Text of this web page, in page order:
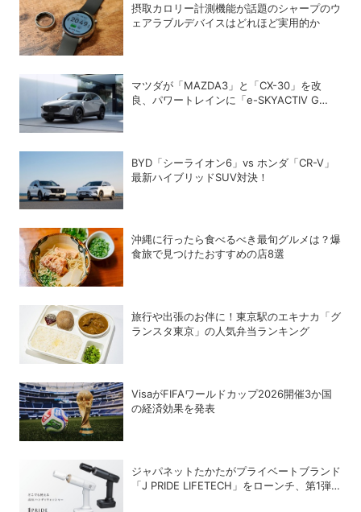
摂取カロリー計測機能が話題のシャープのウ
ェアラブルデバイスはどれほど実用的か
マツダが「MAZDA3」と「CX-30」を改
良、パワートレインに「e-SKYACTIV G
BYD「シーライオン6」vs ホンダ「CR-V」
最新ハイブリッドSUV対決！
沖縄に行ったら食べるべき最旬グルメは？爆
食旅で見つけたおすすめの店8選
旅行や出張のお伴に！東京駅のエキナカ「グ
ランスタ東京」の人気弁当ランキング
VisaがFIFAワールドカップ2026開催3か国
の経済効果を発表
ジャパネットたかたがプライベートブランド
「J PRIDE LIFETECH」をローンチ、第1弾